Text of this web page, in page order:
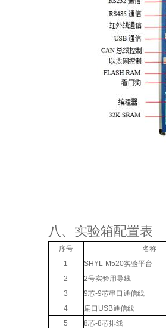
八、实验箱配置表
序号
名称
1
SHYL-M520实验平台
2
2号实验用导线
3
9芯-9芯串口通信线
4
扁口USB通信线
5
8芯-8芯排线